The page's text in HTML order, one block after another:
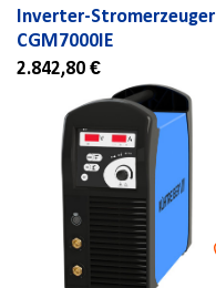
Inverter-Stromerzeuger
CGM7000IE
2.842,80 €